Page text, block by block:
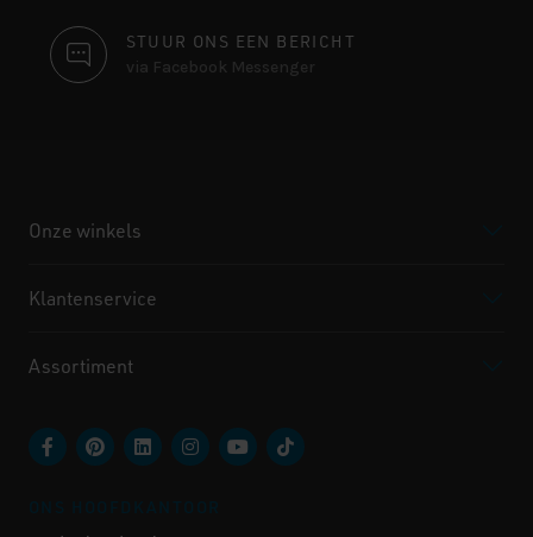
STUUR ONS EEN BERICHT
via Facebook Messenger
Onze winkels
Klantenservice
Assortiment